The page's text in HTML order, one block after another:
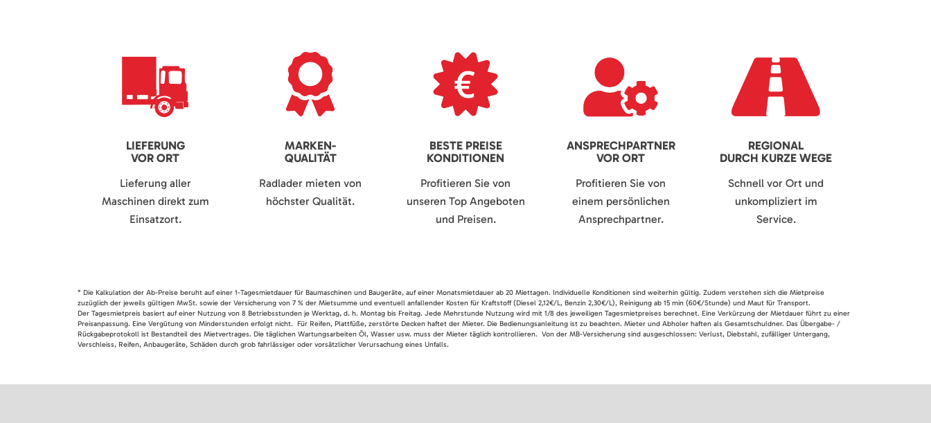
LIEFERUNG
VOR ORT
Lieferung aller
Maschinen direkt zum
Einsatzort.
MARKEN-
QUALITÄT
Radlader mieten von
höchster Qualität.
BESTE PREISE
KONDITIONEN
Profitieren Sie von
unseren Top Angeboten
und Preisen.
ANSPRECHPARTNER
VOR ORT
Profitieren Sie von
einem persönlichen
Ansprechpartner.
REGIONAL
DURCH KURZE WEGE
Schnell vor Ort und
unkompliziert im
Service.
* Die Kalkulation der Ab-Preise beruht auf einer 1-Tagesmietdauer für Baumaschinen und Baugeräte, auf einer Monatsmietdauer ab 20 Miettagen. Individuelle Konditionen sind weiterhin gültig. Zudem verstehen sich die Mietpreise
zuzüglich der jeweils gültigen MwSt. sowie der Versicherung von 7 % der Mietsumme und eventuell anfallender Kosten für Kraftstoff (Diesel 2,12€/L, Benzin 2,30€/L), Reinigung ab 15 min (60€/Stunde) und Maut für Transport.
Der Tagesmietpreis basiert auf einer Nutzung von 8 Betriebsstunden je Werktag, d. h. Montag bis Freitag. Jede Mehrstunde Nutzung wird mit 1/8 des jeweiligen Tagesmietpreises berechnet. Eine Verkürzung der Mietdauer führt zu einer
Preisanpassung. Eine Vergütung von Minderstunden erfolgt nicht. Für Reifen, Plattfüße, zerstörte Decken haftet der Mieter. Die Bedienungsanleitung ist zu beachten. Mieter und Abholer haften als Gesamtschuldner. Das Übergabe- /
Rückgabeprotokoll ist Bestandteil des Mietvertrages. Die täglichen Wartungsarbeiten Öl, Wasser usw. muss der Mieter täglich kontrollieren. Von der MB-Versicherung sind ausgeschlossen: Verlust, Diebstahl, zufälliger Untergang,
Verschleiss, Reifen, Anbaugeräte, Schäden durch grob fahrlässiger oder vorsätzlicher Verursachung eines Unfalls.